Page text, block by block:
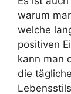
warum
welche
positiven
kann man
die